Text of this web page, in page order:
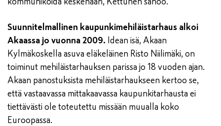
Suunnitelmallinen kaupunkimehiläistarhaus alkoi
Akaassa jo vuonna 2009. Idean isä, Akaan
Kylmäkoskella asuva eläkeläinen Risto Niilimäki, on
toiminut mehiläistarhauksen parissa jo 18 vuoden ajan.
Akaan panostuksista mehiläistarhaukseen kertoo se,
että vastaavassa mittakaavassa kaupunkitarhausta ei
tiettävästi ole toteutettu missään muualla koko
Euroopassa.